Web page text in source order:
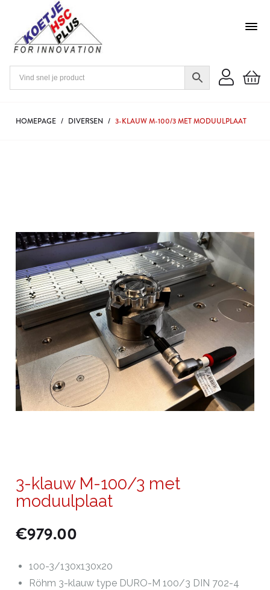
HOMEPAGE / DIVERSEN / 3-KLAUW M-100/3 MET MODUULPLAAT
3-klauw M-100/3 met
moduulplaat
€979.00
100-3/130x130x20
Röhm 3-klauw type DURO-M 100/3 DIN 702-4